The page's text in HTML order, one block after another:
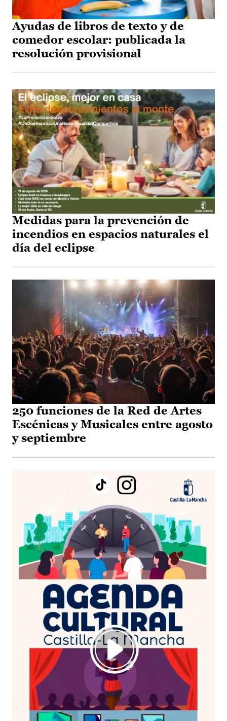
Ayudas de libros de texto y de
comedor escolar: publicada la
resolución provisional
Medidas para la prevención de
incendios en espacios naturales el
día del eclipse
250 funciones de la Red de Artes
Escénicas y Musicales entre agosto
y septiembre